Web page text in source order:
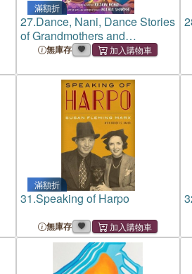
滿額折
27.Dance, Nani, Dance Stories
of Grandmothers and
Grandfathers
無庫存
滿額折
31.Speaking of Harpo
無庫存